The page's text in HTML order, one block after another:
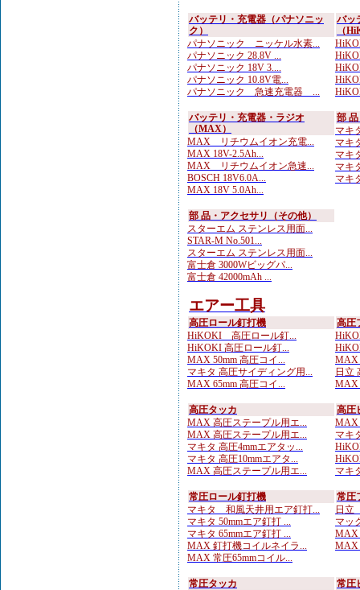
バッテリ・充電器（パナソニッ
ク）
パナソニック ニッケル水素...
パナソニック 28.8V ...
パナソニック 18V 3....
パナソニック 10.8V電...
パナソニック 急速充電器 ...
バッ
（
バッテリ・充電器・ラジオ
（MAX）
MAX リチウムイオン充電...
MAX 18V-2.5Ah...
MAX リチウムイオン急速...
BOSCH 18V6.0A...
MAX 18V 5.0Ah...
部
マキ
マキ
マキ
マキ
マキ
部 品・アクセサリ（その他）
スターエム ステンレス用面...
STAR-M No.501...
スターエム ステンレス用面...
富士倉 3000Wビッグパ...
富士倉 42000mAh ...
エアー工具
高圧ロール釘打機
HiKOKI 高圧ロール釘...
HiKOKI 高圧ロール釘...
MAX 50mm 高圧コイ...
マキタ 高圧サイディング用...
MAX 65mm 高圧コイ...
高圧
MAX
日立
MAX
高圧タッカ
MAX 高圧ステープル用エ...
MAX 高圧ステープル用エ...
マキタ 高圧4mmエアタッ...
マキタ 高圧10mmエアタ...
MAX 高圧ステープル用エ...
高圧
MAX
マキ
マキ
常圧ロール釘打機
マキタ 和風天井用エア釘打...
マキタ 50mmエア釘打 ...
マキタ 65mmエア釘打 ...
MAX 釘打機コイルネイラ...
MAX 常圧65mmコイル...
常圧
日立
マッ
MAX
MAX
常圧タッカ
常圧